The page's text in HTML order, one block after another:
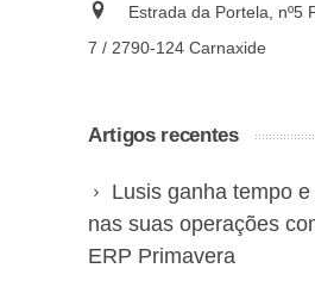
Estrada da Portela, nº5
7 / 2790-124 Carnaxide
Artigos recentes
Lusis ganha tempo
nas suas operações
ERP Primavera